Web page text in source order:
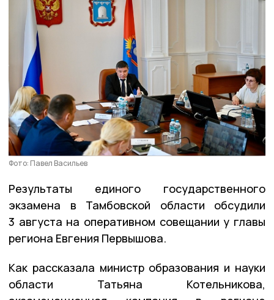
Фото: Павел Васильев
Результаты единого государственного
экзамена в Тамбовской области обсудили
3 августа на оперативном совещании у главы
региона Евгения Первышова.
Как рассказала министр образования и науки
области Татьяна Котельникова,